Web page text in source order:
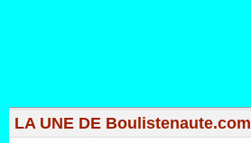
LA UNE DE Boulistenaute.com